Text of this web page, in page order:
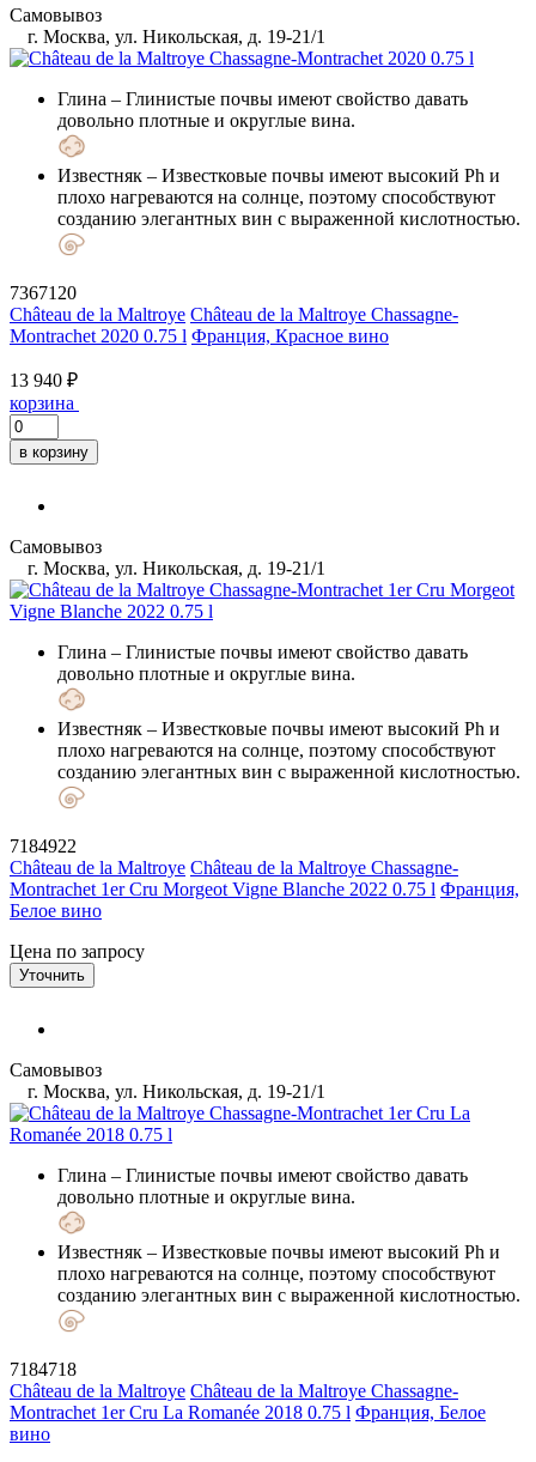
Самовывоз
г. Москва, ул. Никольская, д. 19-21/1
Глина – Глинистые почвы имеют свойство давать
довольно плотные и округлые вина.
Известняк – Известковые почвы имеют высокий Ph и
плохо нагреваются на солнце, поэтому способствуют
созданию элегантных вин с выраженной кислотностью.
7367120
Château de la Maltroye Château de la Maltroye Chassagne-
Montrachet 2020 0.75 l Франция, Красное вино
13 940 ₽
корзина
в корзину
Самовывоз
г. Москва, ул. Никольская, д. 19-21/1
Глина – Глинистые почвы имеют свойство давать
довольно плотные и округлые вина.
Известняк – Известковые почвы имеют высокий Ph и
плохо нагреваются на солнце, поэтому способствуют
созданию элегантных вин с выраженной кислотностью.
7184922
Château de la Maltroye Château de la Maltroye Chassagne-
Montrachet 1er Cru Morgeot Vigne Blanche 2022 0.75 l Франция,
Белое вино
Цена по запросу
Уточнить
Самовывоз
г. Москва, ул. Никольская, д. 19-21/1
Глина – Глинистые почвы имеют свойство давать
довольно плотные и округлые вина.
Известняк – Известковые почвы имеют высокий Ph и
плохо нагреваются на солнце, поэтому способствуют
созданию элегантных вин с выраженной кислотностью.
7184718
Château de la Maltroye Château de la Maltroye Chassagne-
Montrachet 1er Cru La Romanée 2018 0.75 l Франция, Белое
вино